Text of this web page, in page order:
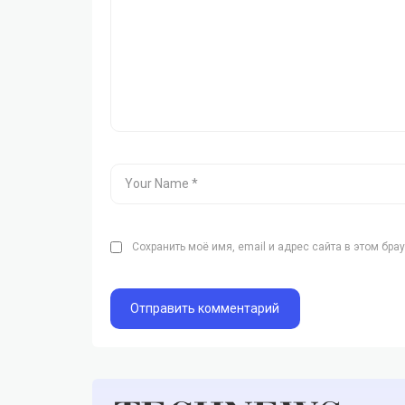
Сохранить моё имя, email и адрес сайта в этом